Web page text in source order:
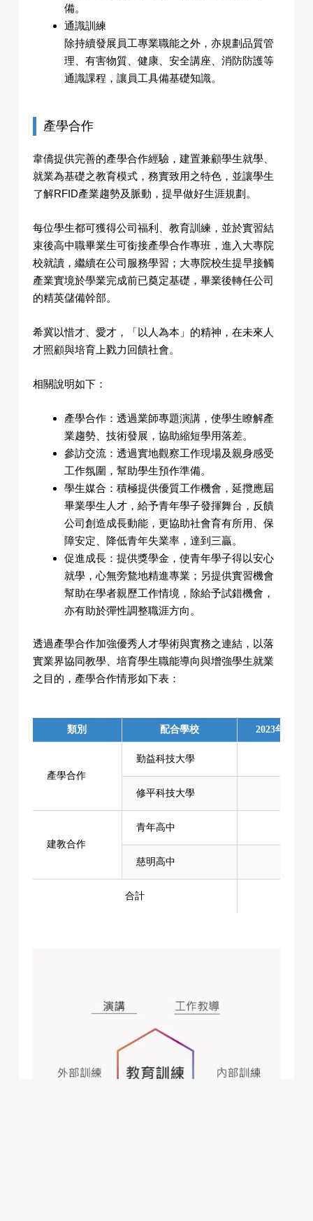
備。
通識訓練
除持續發展員工專業職能之外，亦規劃品質管
理、有害物質、健康、安全講座、消防防護等
通識課程，讓員工具備基礎知識。
產學合作
韋僑提供完善的產學合作經驗，建置兼顧學生就學、
就業為基礎之教育模式，務實致用之特色，並讓學生
了解RFID產業趨勢及脈動，提早做好生涯規劃。
每位學生都可獲得公司福利、教育訓練，並於實習結
束後高中職畢業生可銜接產學合作專班，進入大專院
校就讀，繼續在公司服務學習；大專院校生提早接觸
產業實境於學業完成前已奠定基礎，畢業後轉任公司
的精英儲備幹部。
希冀以惜才、愛才，「以人為本」的精神，在未來人
才照顧與培育上戮力回饋社會。
相關說明如下：
產學合作：透過業師專題演講，使學生瞭解產
業趨勢、技術發展，協助縮短學用落差。
參訪交流：透過實地觀察工作現場及親身感受
工作氛圍，幫助學生預作準備。
學生媒合：積極提供優質工作機會，延攬應屆
畢業學生人才，給予青年學子發揮舞台，反饋
公司創造成長動能，更協助社會育有所用、保
障安定、降低青年失業率，達到三贏。
促進成長：提供獎學金，使青年學子得以安心
就學，心無旁鶩地精進專業；另提供實習機會
幫助在學者親歷工作情境，除給予試錯機會，
亦有助於彈性調整職涯方向。
透過產學合作加強優秀人才學術與實務之連結，以落
實業界協同教學、培育學生職能導向與增強學生就業
之目的，產學合作情形如下表：
類別 配合學校 2023年合約
產學合作
勤益科技大學
修平科技大學
建教合作
青年高中
慈明高中
合計